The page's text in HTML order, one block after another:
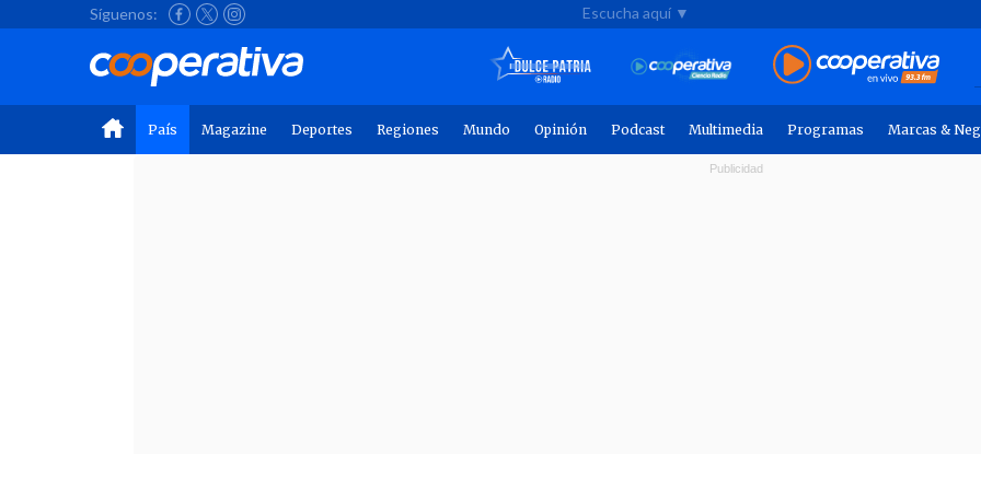
Síguenos: Escucha aquí ▼
País Magazine Deportes Regiones Mundo Opinión Podcast Multimedia Programas Marcas &